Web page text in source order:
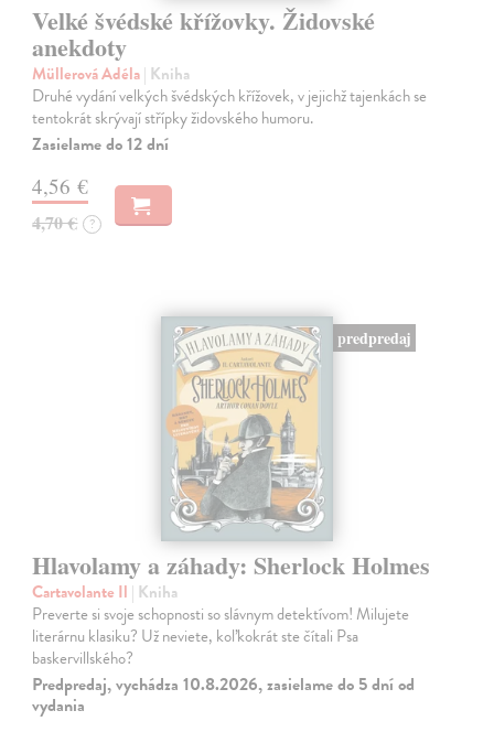
Velké švédské křížovky. Židovské
anekdoty
Müllerová Adéla| Kniha
Druhé vydání velkých švédských křížovek, v jejichž tajenkách se
tentokrát skrývají střípky židovského humoru.
Zasielame do 12 dní
4,56 €
4,70 € ?
predpredaj
Hlavolamy a záhady: Sherlock Holmes
Cartavolante Il | Kniha
Preverte si svoje schopnosti so slávnym detektívom! Milujete
literárnu klasiku? Už neviete, koľkokrát ste čítali Psa
baskervillského?
Predpredaj, vychádza 10.8.2026, zasielame do 5 dní od
vydania